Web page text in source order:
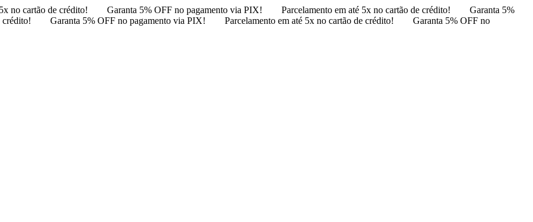
no cartão de crédito! Garanta 5% OFF no pagamento via PIX! Parcelamento em até 5x no cartão de crédito!
Garanta 5%
crédito! Garanta 5% OFF no pagamento via PIX! Parcelamento em até 5x no cartão de crédito!
Garanta 5% OFF no